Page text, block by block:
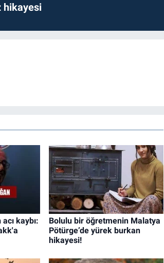
hikayesi
kaybı:
Bolulu bir öğretmenin Malatya
Pötürge’de yürek burkan
hikayesi!